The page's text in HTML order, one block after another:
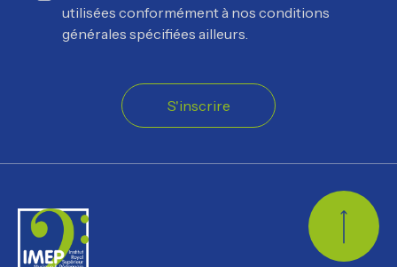
utilisées conformément à nos conditions
générales spécifiées ailleurs.
S'inscrire